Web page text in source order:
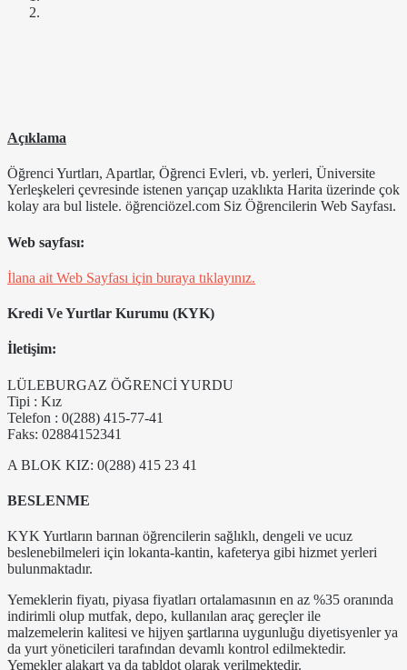
Açıklama
Öğrenci Yurtları, Apartlar, Öğrenci Evleri, vb. yerleri, Üniversite
Yerleşkeleri çevresinde istenen yarıçap uzaklıkta Harita üzerinde çok
kolay ara bul listele. öğrenciözel.com Siz Öğrencilerin Web Sayfası.
Web sayfası:
İlana ait Web Sayfası için buraya tıklayınız.
Kredi Ve Yurtlar Kurumu (KYK)
İletişim:
LÜLEBURGAZ ÖĞRENCİ YURDU
Tipi : Kız
Telefon : 0(288) 415-77-41
Faks: 02884152341
A BLOK KIZ: 0(288) 415 23 41
BESLENME
KYK Yurtların barınan öğrencilerin sağlıklı, dengeli ve ucuz
beslenebilmeleri için lokanta-kantin, kafeterya gibi hizmet yerleri
bulunmaktadır.
Yemeklerin fiyatı, piyasa fiyatları ortalamasının en az %35 oranında
indirimli olup mutfak, depo, kullanılan araç gereçler ile
malzemelerin kalitesi ve hijyen şartlarına uygunluğu diyetisyenler ya
da yurt yöneticileri tarafından devamlı kontrol edilmektedir.
Yemekler alakart ya da tabldot olarak verilmektedir.